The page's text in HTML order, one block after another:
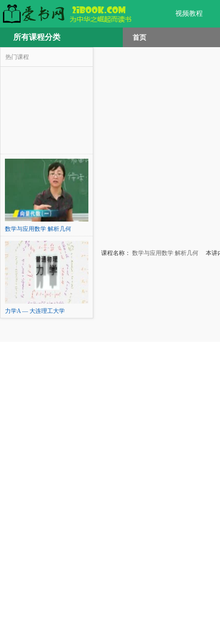
视频教程
所有课程分类 首页
热门课程
数学与应用数学 解析几何
力学A — 大连理工大学
课程名称： 数学与应用数学 解析几何 本讲